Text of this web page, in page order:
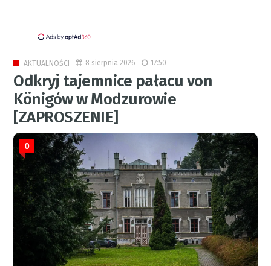
AKTUALNOŚCI 8 sierpnia 2026 17:50
Odkryj tajemnice pałacu von
Königów w Modzurowie
[ZAPROSZENIE]
0